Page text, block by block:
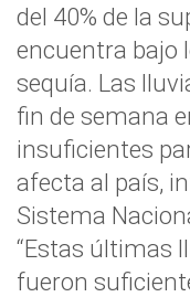
del 40% de la
encuentra bajo
sequía. Las
fin de semana
insuficientes
afecta al país,
Sistema
“Estas últimas
fueron